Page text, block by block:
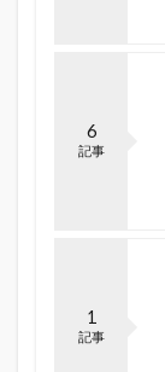
6
記事
1
記事